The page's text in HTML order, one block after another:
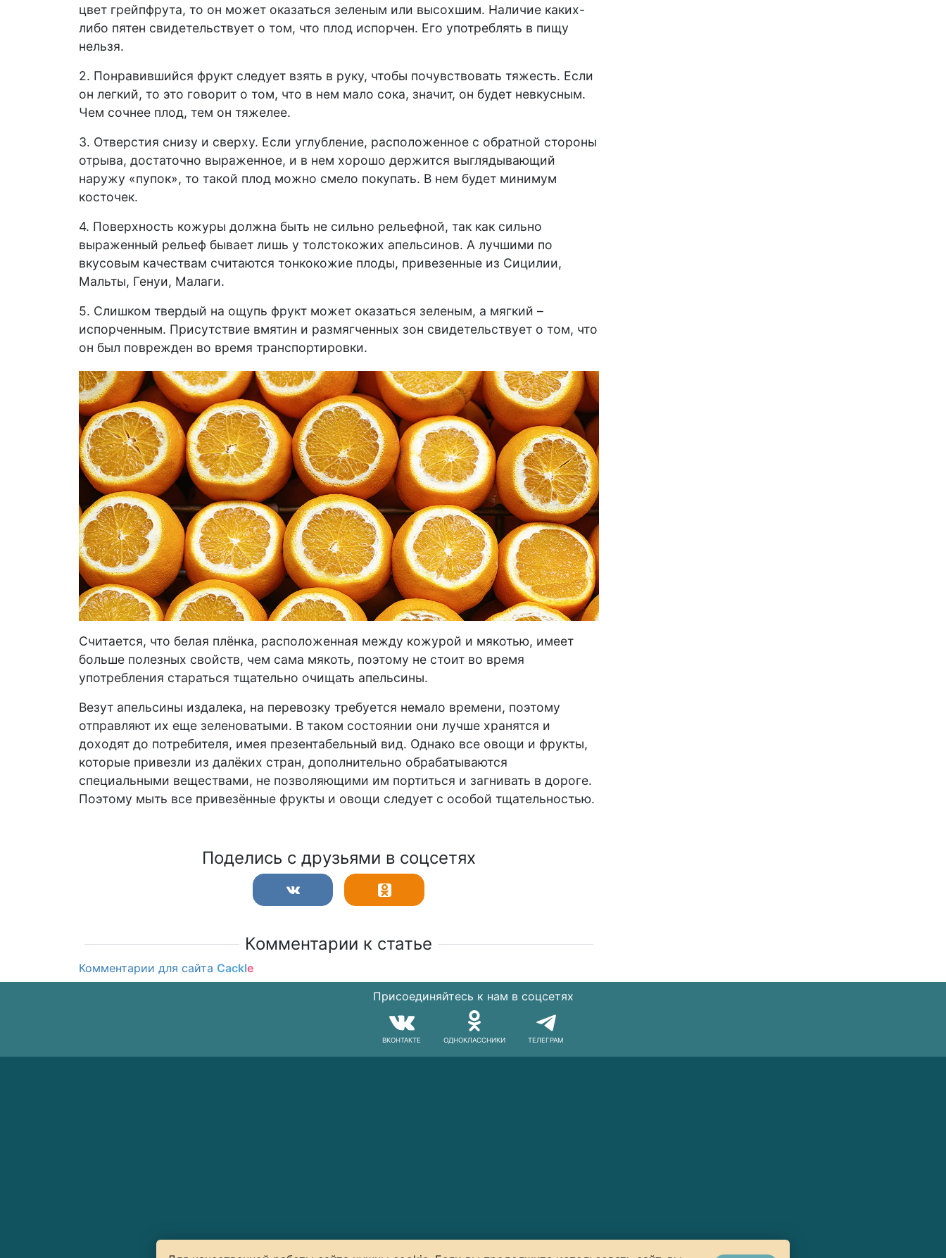
цвет грейпфрута, то он может оказаться зеленым или высохшим. Наличие каких-
либо пятен свидетельствует о том, что плод испорчен. Его употреблять в пищу
нельзя.
2. Понравившийся фрукт следует взять в руку, чтобы почувствовать тяжесть. Если
он легкий, то это говорит о том, что в нем мало сока, значит, он будет невкусным.
Чем сочнее плод, тем он тяжелее.
3. Отверстия снизу и сверху. Если углубление, расположенное с обратной стороны
отрыва, достаточно выраженное, и в нем хорошо держится выглядывающий
наружу «пупок», то такой плод можно смело покупать. В нем будет минимум
косточек.
4. Поверхность кожуры должна быть не сильно рельефной, так как сильно
выраженный рельеф бывает лишь у толстокожих апельсинов. А лучшими по
вкусовым качествам считаются тонкокожие плоды, привезенные из Сицилии,
Мальты, Генуи, Малаги.
5. Слишком твердый на ощупь фрукт может оказаться зеленым, а мягкий –
испорченным. Присутствие вмятин и размягченных зон свидетельствует о том, что
он был поврежден во время транспортировки.
Считается, что белая плёнка, расположенная между кожурой и мякотью, имеет
больше полезных свойств, чем сама мякоть, поэтому не стоит во время
употребления стараться тщательно очищать апельсины.
Везут апельсины издалека, на перевозку требуется немало времени, поэтому
отправляют их еще зеленоватыми. В таком состоянии они лучше хранятся и
доходят до потребителя, имея презентабельный вид. Однако все овощи и фрукты,
которые привезли из далёких стран, дополнительно обрабатываются
специальными веществами, не позволяющими им портиться и загнивать в дороге.
Поэтому мыть все привезённые фрукты и овощи следует с особой тщательностью.
Поделись с друзьями в соцсетях
Комментарии к статье
Комментарии для сайта Cackle
Присоединяйтесь к нам в соцсетях
ВКОНТАКТЕ ОДНОКЛАССНИКИ ТЕЛЕГРАМ